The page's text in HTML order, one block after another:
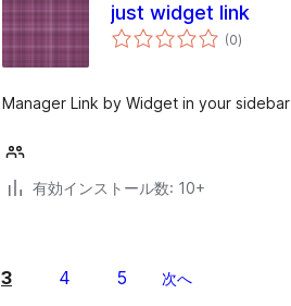
just widget link
(0個
の)
Manager Link by Widget in your sidebar
有効インストール数: 10+
3 4 5 次へ